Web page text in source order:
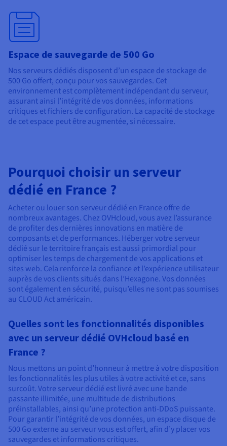
Espace de sauvegarde de 500 Go
Nos serveurs dédiés disposent d’un espace de stockage de
500 Go offert, conçu pour vos sauvegardes. Cet
environnement est complètement indépendant du serveur,
assurant ainsi l’intégrité de vos données, informations
critiques et fichiers de configuration. La capacité de stockage
de cet espace peut être augmentée, si nécessaire.
Pourquoi choisir un serveur
dédié en France ?
Acheter ou louer son serveur dédié en France offre de
nombreux avantages. Chez OVHcloud, vous avez l’assurance
de profiter des dernières innovations en matière de
composants et de performances. Héberger votre serveur
dédié sur le territoire français est aussi primordial pour
optimiser les temps de chargement de vos applications et
sites web. Cela renforce la confiance et l’expérience utilisateur
auprès de vos clients situés dans l’Hexagone. Vos données
sont également en sécurité, puisqu’elles ne sont pas soumises
au CLOUD Act américain.
Quelles sont les fonctionnalités disponibles
avec un serveur dédié OVHcloud basé en
France ?
Nous mettons un point d’honneur à mettre à votre disposition
les fonctionnalités les plus utiles à votre activité et ce, sans
surcoût. Votre serveur dédié est livré avec une bande
passante illimitée, une multitude de distributions
préinstallables, ainsi qu’une protection anti-DDoS puissante.
Pour garantir l’intégrité de vos données, un espace disque de
500 Go externe au serveur vous est offert, afin d’y placer vos
sauvegardes et informations critiques.